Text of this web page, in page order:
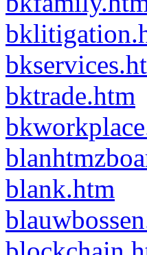
bktrade.htm
blank.htm